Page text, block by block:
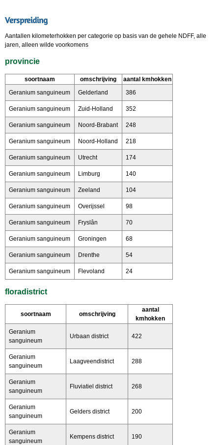
Verspreiding
Aantallen kilometerhokken per categorie op basis van de gehele NDFF, alle
jaren, alleen wilde voorkomens
provincie
soortnaam omschrijving
aantal kmhokken
Geranium sanguineum
Gelderland 386
Geranium sanguineum Zuid-Holland 352
Geranium sanguineum Noord-Brabant 248
Geranium sanguineum Noord-Holland 218
Geranium sanguineum Utrecht 174
Geranium sanguineum Limburg 140
Geranium sanguineum Zeeland 104
Geranium sanguineum Overijssel 98
Geranium sanguineum Fryslân 70
Geranium sanguineum Groningen 68
Geranium sanguineum Drenthe 54
Geranium sanguineum Flevoland 24
floradistrict
soortnaam omschrijving
aantal
kmhokken
Geranium
sanguineum
Urbaan district 422
Geranium
sanguineum
Laagveendistrict 288
Geranium
sanguineum
Fluviatiel district 268
Geranium
sanguineum
Gelders district 200
Geranium
sanguineum
Kempens district 190